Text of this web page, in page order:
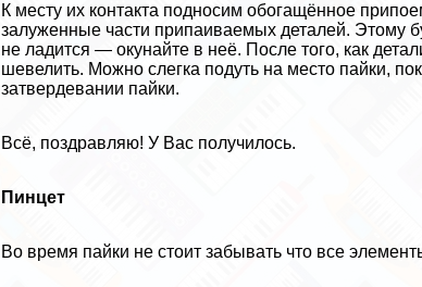
К месту их контакта подносим обогащённое
залуженные части припаиваемых деталей. Этому
не ладится — окунайте в неё. После того, как
шевелить. Можно слегка подуть на место пайки,
затвердевании пайки.
Всё, поздравляю! У Вас получилось.
Пинцет
Во время пайки не стоит забывать что все